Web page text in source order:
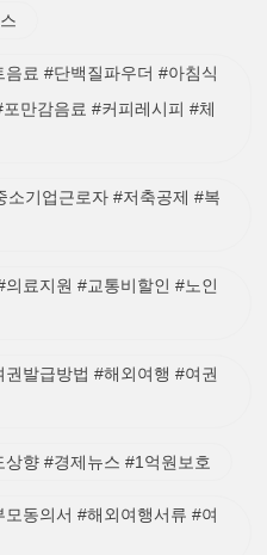
료 #단백질파우더 #아침식
만감음료 #커피레시피 #체
기업근로자 #저축공제 #복
료지원 #교통비할인 #노인
발급방법 #해외여행 #여권
향 #경제뉴스 #1억원보호
동의서 #해외여행서류 #여